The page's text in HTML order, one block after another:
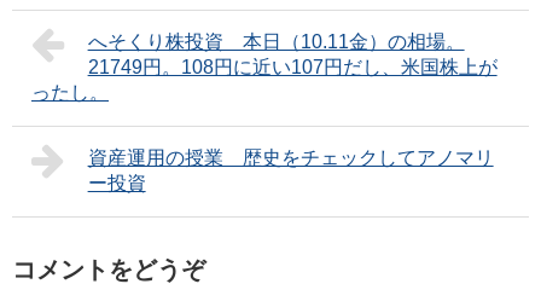
へそくり株投資 本日（10.11金）の相場。
21749円。108円に近い107円だし、米国株上が
ったし。
資産運用の授業 歴史をチェックしてアノマリ
ー投資
コメントをどうぞ